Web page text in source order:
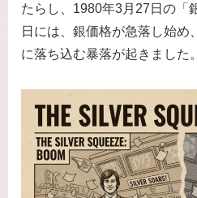
たらし、1980年3月27日の「
日には、銀価格が急落し始め
に落ち込む暴落が起きました。